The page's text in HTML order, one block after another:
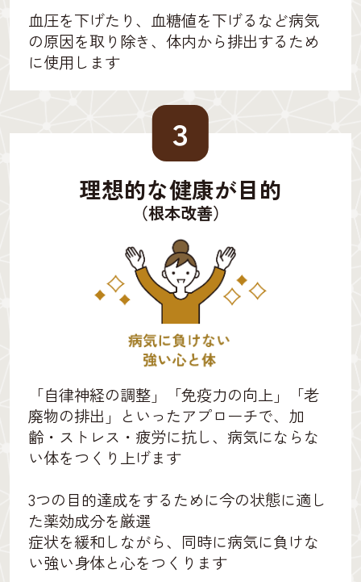
血圧を下げたり、血糖値を下げるなど病気
の原因を取り除き、体内から排出するため
に使用します
３
理想的な健康が目的
（根本改善）
「自律神経の調整」「免疫力の向上」「老
廃物の排出」といったアプローチで、加
齢・ストレス・疲労に抗し、病気にならな
い体をつくり上げます
3つの目的達成をするために今の状態に適し
た薬効成分を厳選
症状を緩和しながら、同時に病気に負けな
い強い身体と心をつくります